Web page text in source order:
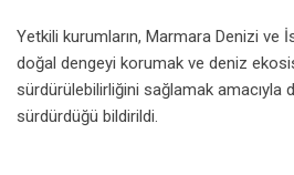
Yetkili kurumların, Marmara Denizi ve
doğal dengeyi korumak ve deniz
sürdürülebilirliğini sağlamak amacıyla
sürdürdüğü bildirildi.